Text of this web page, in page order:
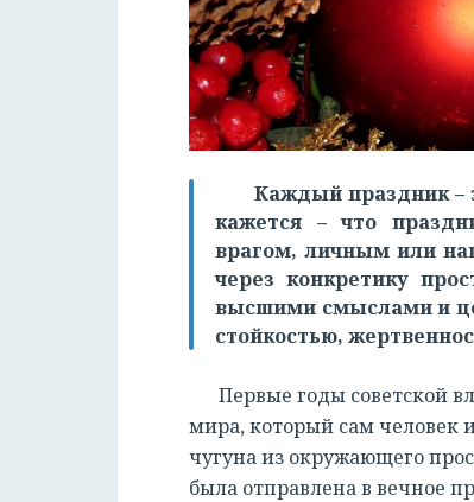
Каждый праздник –
кажется – что
врагом, личным или
через конкретику
высшими смыслами и
стойкостью,
Первые годы советской
мира, который сам человек
чугуна из окружающего
была отправлена в вечное